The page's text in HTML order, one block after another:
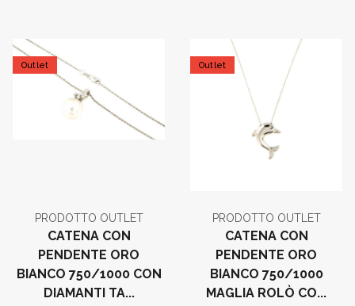
Outlet
PRODOTTO OUTLET
CATENA CON
PENDENTE ORO
BIANCO 750/1000 CON
DIAMANTI TA...
Outlet
PRODOTTO OUTLET
CATENA CON
PENDENTE ORO
BIANCO 750/1000
MAGLIA ROLÒ CO...